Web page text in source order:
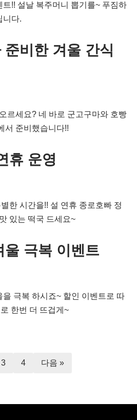
!! 설날 복주머니 뽑기를~ 푸짐하
니다.
준비한 겨울 간식
르세요? 네 바로 군고구마와 호빵
서 준비했습니다!!
휴 운영
한 시간을!! 설 연휴 종로호빠 정
있는 떡국 드세요~
울 극복 이벤트
극복 하시죠~ 할인 이벤트로 따
한번 더 뜨겁게~
3 4 다음 »